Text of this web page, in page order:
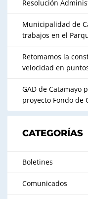
Resolución
Municipalidad de
trabajos en el
Retomamos la
velocidad en
GAD de Catamayo
proyecto Fondo de
CATEGORÍAS
Boletines
Comunicados